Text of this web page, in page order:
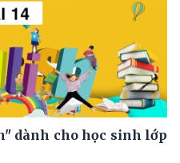
dành cho học sinh lớp